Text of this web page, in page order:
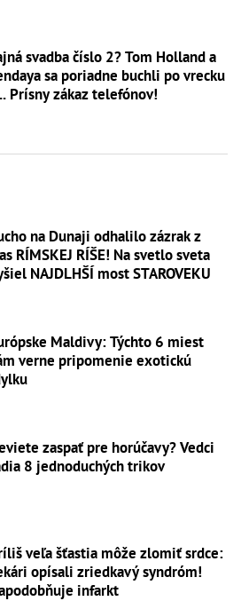
svadba číslo 2? Tom Holland a
sa poriadne buchli po vrecku
Prísny zákaz telefónov!
na Dunaji odhalilo zázrak z
RÍMSKEJ RÍŠE! Na svetlo sveta
NAJDLHŠÍ most STAROVEKU
Maldivy: Týchto 6 miest
verne pripomenie exotickú
zaspať pre horúčavy? Vedci
8 jednoduchých trikov
veľa šťastia môže zlomiť srdce:
opísali zriedkavý syndróm!
infarkt